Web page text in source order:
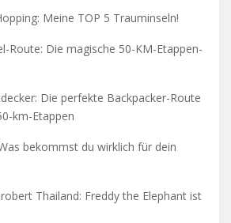
Meine TOP 5 Trauminseln!
Route: Die magische 50-KM-Etappen-
Die perfekte Backpacker-Route
km-Etappen
bekommst du wirklich für dein
Thailand: Freddy the Elephant ist